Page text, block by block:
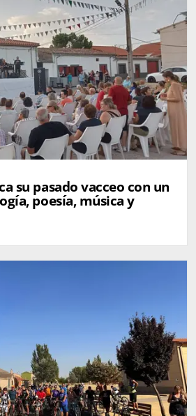
su pasado vacceo con un
poesía, música y